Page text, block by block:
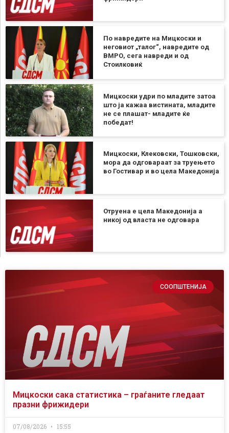
По навредите на Мицкоски и
неговиот „талог“, навредите од
ВМРО, сега навреди и од
Стоилковиќ
Мицкоски удри по младите затоа
што ја кажаа вистината, младите
не се плашат- младите ќе
победат!
Мицкоски, Клековски, Тошковски,
мора да одговараат за труењето
во Гостивар и во цела Македонија
Отруена е цела Македонија а
никој од власта не одговара
СООПШТЕНИЈА
Мицкоски сака статистика – граѓаните гледаат
празни фрижидери
07/08/2026 15:55